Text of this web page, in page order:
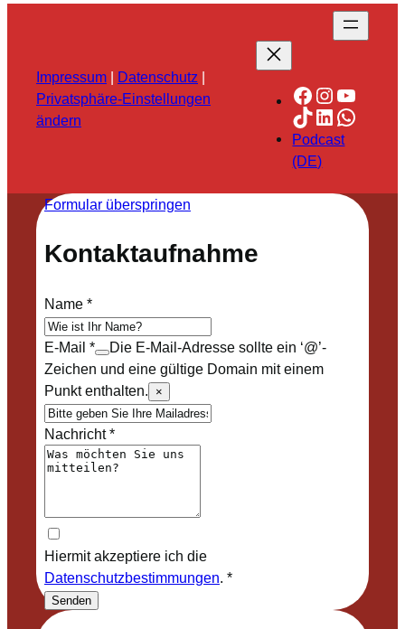
Impressum | Datenschutz |
Privatsphäre-Einstellungen
ändern
Facebook
TikTok
LinkedIn
Podcast
(DE)
Formular überspringen
Kontaktaufnahme
Name*
E-Mail *
Die E-Mail-Adresse sollte ein ‘@’-
Zeichen und eine gültige Domain mit einem
Punkt enthalten.
×
Nachricht*
Hiermit akzeptiere ich die
Datenschutzbestimmungen. *
Senden